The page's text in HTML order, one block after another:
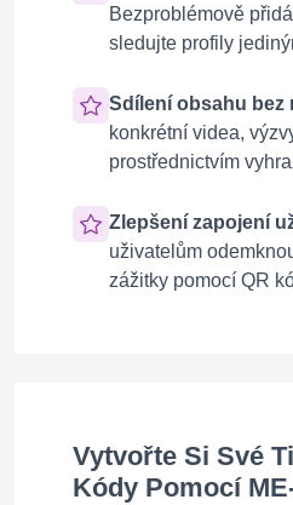
Bezproblémově
sledujte profily
Sdílení obsahu bez
konkrétní videa,
prostřednictvím
Zlepšení zapojení
uživatelům
zážitky pomocí QR
Vytvořte Si Své
Kódy Pomocí